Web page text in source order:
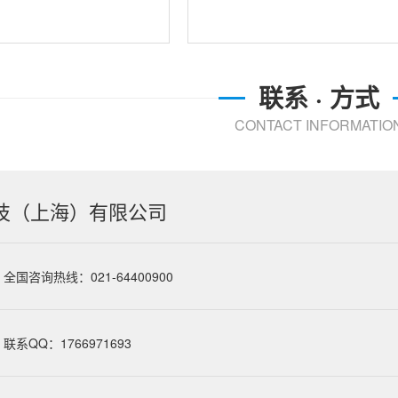
联系 · 方式
CONTACT
（上海）有限公司
全国咨询热线：021-64400900
联系QQ：1766971693